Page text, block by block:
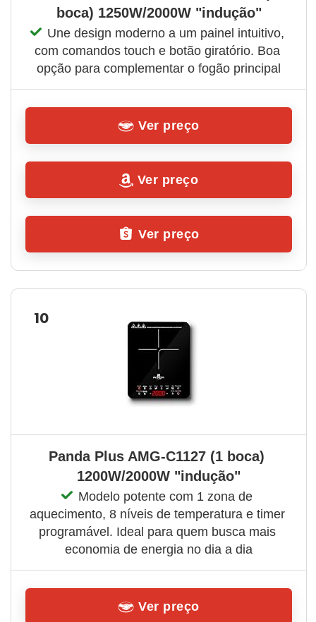
boca) 1250W/2000W "indução"
Une design moderno a um painel intuitivo,
com comandos touch e botão giratório. Boa
opção para complementar o fogão principal
Ver preço
Ver preço
Ver preço
10
Panda Plus AMG-C1127 (1 boca)
1200W/2000W "indução"
Modelo potente com 1 zona de
aquecimento, 8 níveis de temperatura e timer
programável. Ideal para quem busca mais
economia de energia no dia a dia
Ver preço